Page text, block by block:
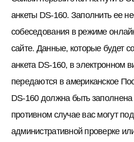
анкеты DS-160. Заполнить ее
собеседования в режиме
сайте. Данные, которые будет
анкета DS-160, в электронном
передаются в американское
DS-160 должна быть
противном случае вас могут
административной проверке